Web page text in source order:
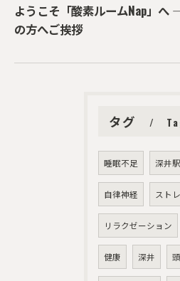
ようこそ「酸素ルームNap」へ
の方へご挨拶
タグ
睡眠不足 深井駅
自律神経 スト
リラクゼーション
健康 深井